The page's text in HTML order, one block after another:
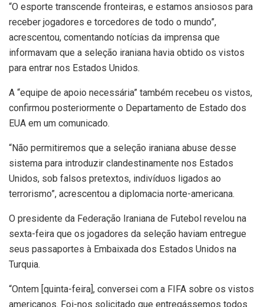
“O esporte transcende fronteiras, e estamos ansiosos para
receber jogadores e torcedores de todo o mundo”,
acrescentou, comentando notícias da imprensa que
informavam que a seleção iraniana havia obtido os vistos
para entrar nos Estados Unidos.
A “equipe de apoio necessária” também recebeu os vistos,
confirmou posteriormente o Departamento de Estado dos
EUA em um comunicado.
“Não permitiremos que a seleção iraniana abuse desse
sistema para introduzir clandestinamente nos Estados
Unidos, sob falsos pretextos, indivíduos ligados ao
terrorismo”, acrescentou a diplomacia norte-americana.
O presidente da Federação Iraniana de Futebol revelou na
sexta-feira que os jogadores da seleção haviam entregue
seus passaportes à Embaixada dos Estados Unidos na
Turquia.
“Ontem [quinta-feira], conversei com a FIFA sobre os vistos
americanos. Foi-nos solicitado que entregássemos todos